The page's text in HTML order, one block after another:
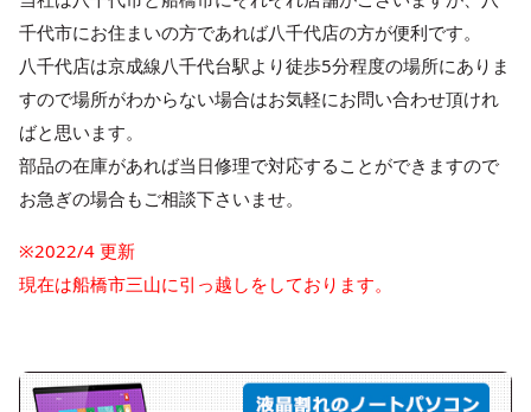
千代市にお住まいの方であれば八千代店の方が便利です。
八千代店は京成線八千代台駅より徒歩5分程度の場所にありま
すので場所がわからない場合はお気軽にお問い合わせ頂けれ
ばと思います。
部品の在庫があれば当日修理で対応することができますので
お急ぎの場合もご相談下さいませ。
※2022/4 更新
現在は船橋市三山に引っ越しをしております。